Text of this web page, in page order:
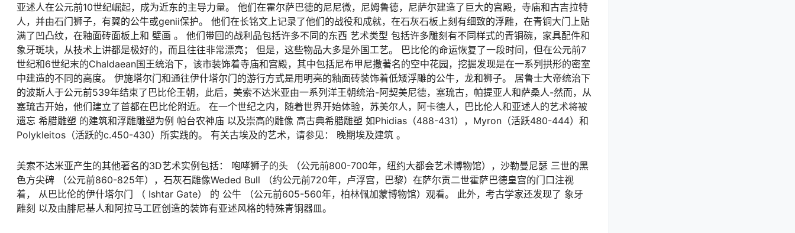
亚述人在公元前10世纪崛起，成为近东的主导力量。 他们在霍尔萨巴德的尼尼微，尼姆鲁德，尼萨尔建造了巨大的宫殿，寺庙和古吉拉特
人，并由石门狮子，有翼的公牛或genii保护。 他们在长铭文上记录了他们的战役和成就，在石灰石板上刻有细致的浮雕，在青铜大门上贴
满了凹凸纹，在釉面砖面板上和 壁画 。 他们带回的战利品包括许多不同的东西 艺术类型 包括许多雕刻有不同样式的青铜碗，家具配件和
象牙斑块，从技术上讲都是极好的，而且往往非常漂亮； 但是，这些物品大多是外国工艺。 巴比伦的命运恢复了一段时间，但在公元前7
世纪和6世纪末的Chaldaean国王统治下，该市装饰着寺庙和宫殿，其中包括尼布甲尼撒著名的空中花园，挖掘发现是在一系列拱形的密室
中建造的不同的高度。 伊施塔尔门和通往伊什塔尔门的游行方式是用明亮的釉面砖装饰着低矮浮雕的公牛，龙和狮子。 居鲁士大帝统治下
的波斯人于公元前539年结束了巴比伦王朝，此后，美索不达米亚由一系列洋王朝统治-阿契美尼德，塞琉古，帕提亚人和萨桑人-然而，从
塞琉古开始，他们建立了首都在巴比伦附近。 在一个世纪之内，随着世界开始体验，苏美尔人，阿卡德人，巴比伦人和亚述人的艺术将被
遗忘 希腊雕塑 的建筑和浮雕雕塑为例 帕台农神庙 以及崇高的雕像 高古典希腊雕塑 如Phidias（488-431），Myron（活跃480-444）和
Polykleitos（活跃的c.450-430）所实践的。 有关古埃及的艺术，请参见： 晚期埃及建筑 。
美索不达米亚产生的其他著名的3D艺术实例包括： 咆哮狮子的头 （公元前800-700年，纽约大都会艺术博物馆），沙勒曼尼瑟 三世的黑
色方尖碑
（公元前860-825年），石灰石雕像Weded Bull
（约公元前720年，卢浮宫，巴黎）在萨尔贡二世霍萨巴德皇宫的门口注视
着， 从巴比伦的伊什塔尔门 （ Ishtar Gate） 的 公牛
（公元前605-560年，柏林佩加蒙博物馆）观看。 此外，考古学家还发现了 象牙
雕刻 以及由腓尼基人和阿拉马工匠创造的装饰有亚述风格的特殊青铜器皿。